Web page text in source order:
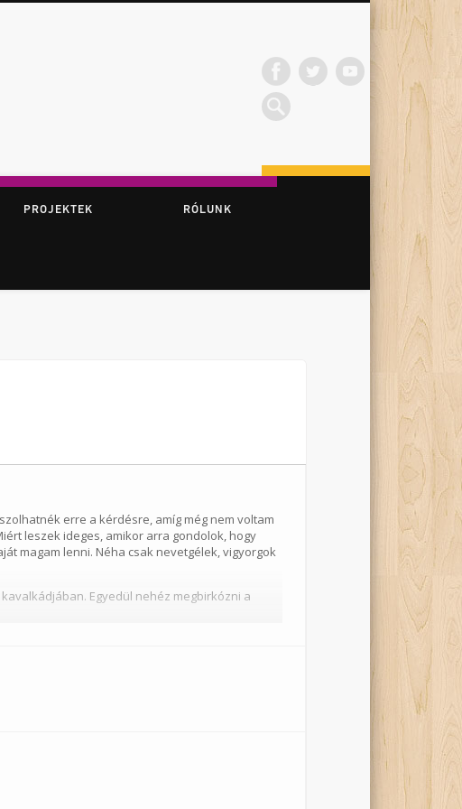
PROJEKTEK RÓLUNK
erre a kérdésre, amíg még nem voltam
leszek ideges, amikor arra gondolok, hogy
magam lenni. Néha csak nevetgélek, vigyorgok
Egyedül nehéz megbirkózni a
egy pedagógus jelenlétében, a színház
– a diákok gondolataikkal, döntéseikkel